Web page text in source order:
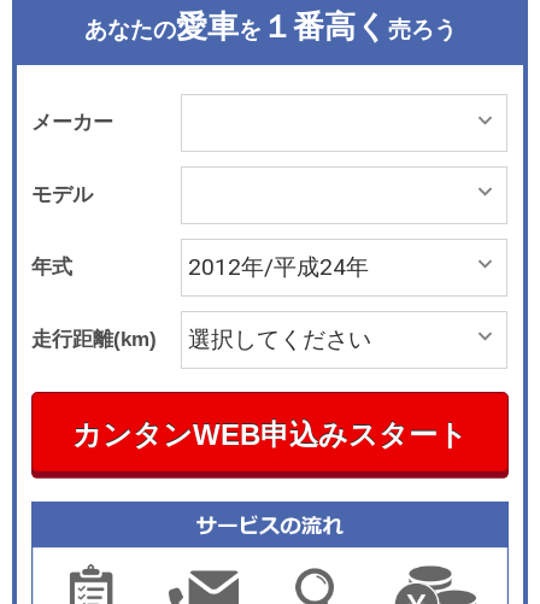
あなたの愛車を １番高く 売ろう
メーカー
モデル
年式
走行距離(km)
カンタンWEB申込みスタート